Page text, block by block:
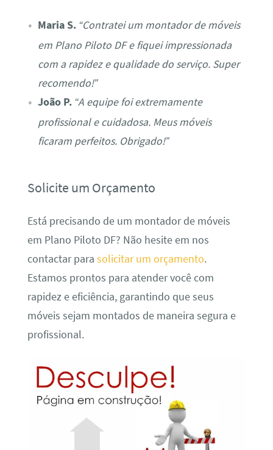
Maria S. “Contratei um montador de móveis
em Plano Piloto DF e fiquei impressionada
com a rapidez e qualidade do serviço. Super
recomendo!”
João P. “A equipe foi extremamente
profissional e cuidadosa. Meus móveis
ficaram perfeitos. Obrigado!”
Solicite um Orçamento
Está precisando de um montador de móveis
em Plano Piloto DF? Não hesite em nos
contactar para solicitar um orçamento.
Estamos prontos para atender você com
rapidez e eficiência, garantindo que seus
móveis sejam montados de maneira segura e
profissional.